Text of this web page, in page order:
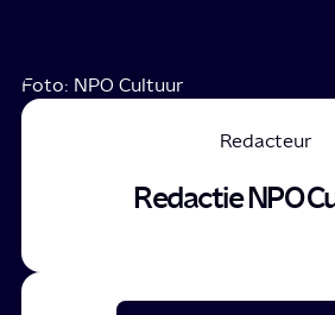
Foto: NPO Cultuur
Redacteur
Redactie NPO